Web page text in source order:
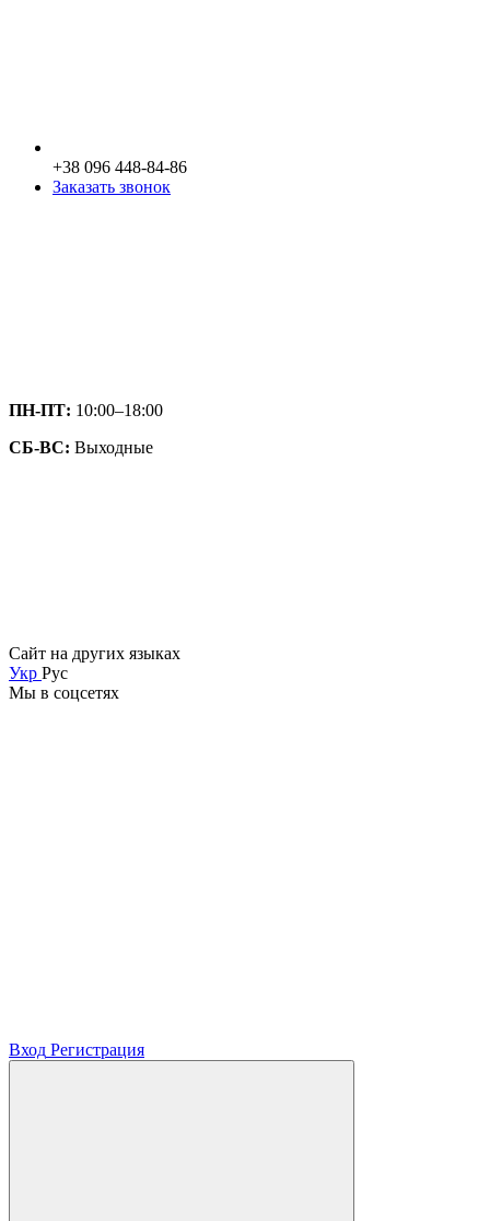
+38 096 448-84-86
Заказать звонок
ПН-ПТ: 10:00–18:00
СБ-ВС: Выходные
Сайт на других языках
Укр Рус
Мы в соцсетях
Вход Регистрация